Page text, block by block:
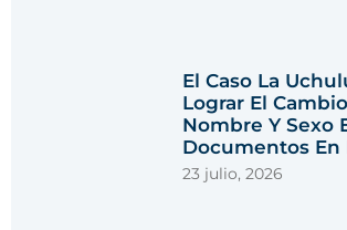
El Caso La
Lograr El
Nombre Y Sexo
Documentos En
23 julio, 2026